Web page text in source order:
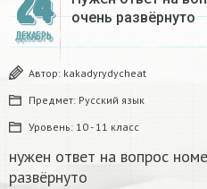
ДЕКАБРЬ
очень развёрнуто
Автор: kakadyrydycheat
Предмет: Русский язык
Уровень: 10 - 11 класс
нужен ответ на вопрос
развёрнуто